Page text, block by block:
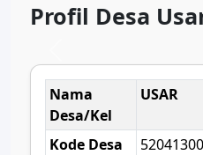
Profil Desa
Nama
Desa/Kel
USAR
Kode Desa